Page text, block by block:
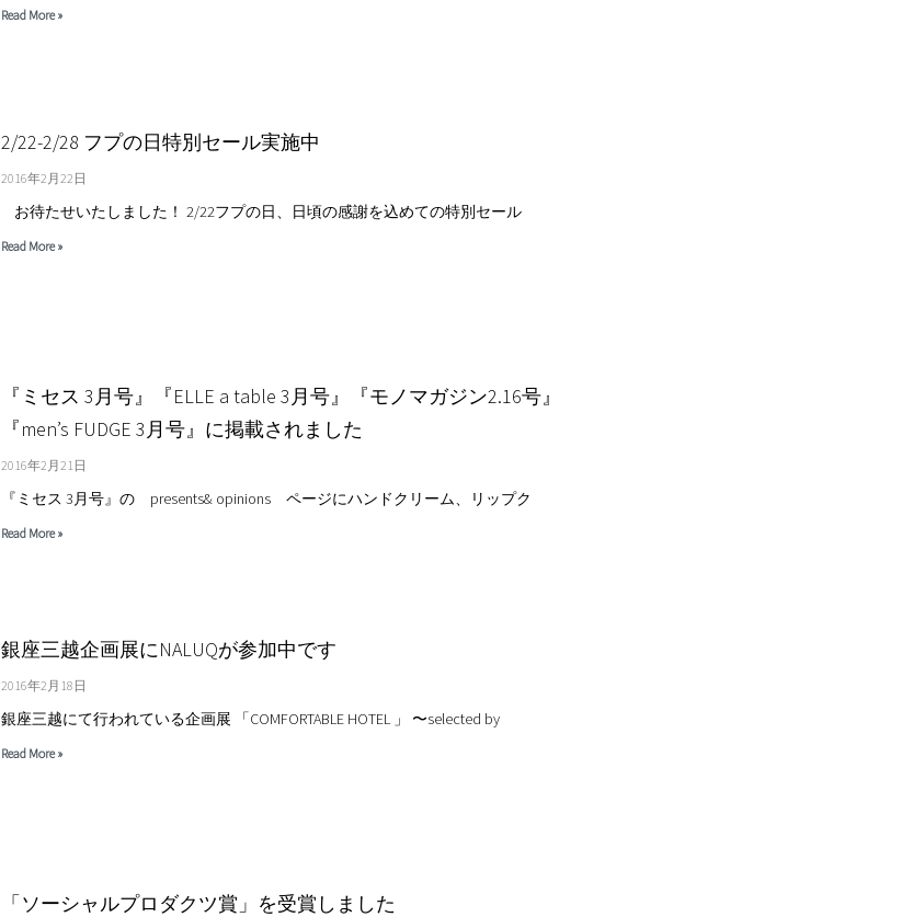
Read More »
2/22-2/28 フプの日特別セール実施中
2016年2月22日
お待たせいたしました！ 2/22フプの日、日頃の感謝を込めての特別セール
Read More »
『ミセス 3月号』『ELLE a table 3月号』『モノマガジン2.16号』
『men’s FUDGE 3月号』に掲載されました
2016年2月21日
『ミセス 3月号』の presents& opinions ページにハンドクリーム、リップク
Read More »
銀座三越企画展にNALUQが参加中です
2016年2月18日
銀座三越にて行われている企画展 「COMFORTABLE HOTEL 」 〜selected by
Read More »
「ソーシャルプロダクツ賞」を受賞しました